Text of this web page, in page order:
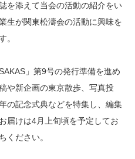
を添えて当会の活動の紹介をい
生が関東松濤会の活動に興味を
。
」第9号の発行準備を進め
や新企画の東京散歩、写真投
の記念式典などを特集し、編集
届けは4月上旬頃を予定してお
ください。